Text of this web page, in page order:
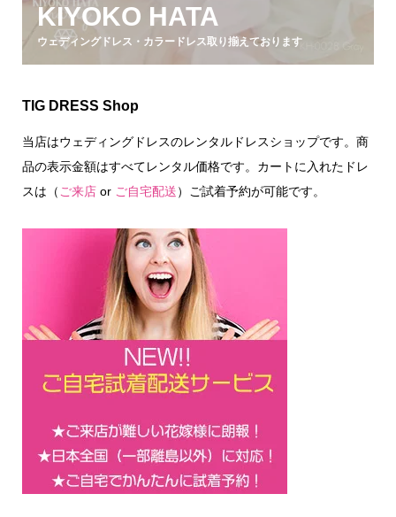
KIYOKO HATA
ウェディングドレス・カラードレス取り揃えております
TIG DRESS Shop
当店はウェディングドレスのレンタルドレスショップです。商
品の表示金額はすべてレンタル価格です。カートに入れたドレ
スは（ ご来店or ご自宅配送）ご試着予約が可能です。